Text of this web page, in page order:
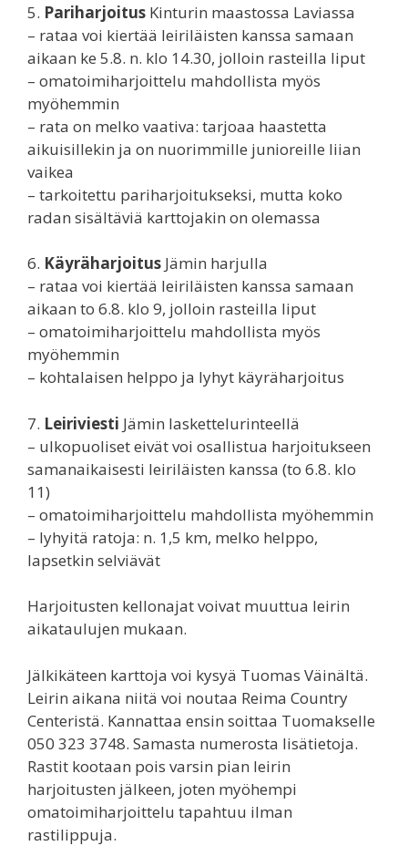
5. Pariharjoitus Kinturin maastossa Laviassa
– rataa voi kiertää leiriläisten kanssa samaan
aikaan ke 5.8. n. klo 14.30, jolloin rasteilla liput
– omatoimiharjoittelu mahdollista myös
myöhemmin
– rata on melko vaativa: tarjoaa haastetta
aikuisillekin ja on nuorimmille junioreille liian
vaikea
– tarkoitettu pariharjoitukseksi, mutta koko
radan sisältäviä karttojakin on olemassa
6. Käyräharjoitus Jämin harjulla
– rataa voi kiertää leiriläisten kanssa samaan
aikaan to 6.8. klo 9, jolloin rasteilla liput
– omatoimiharjoittelu mahdollista myös
myöhemmin
– kohtalaisen helppo ja lyhyt käyräharjoitus
7. Leiriviesti Jämin laskettelurinteellä
– ulkopuoliset eivät voi osallistua harjoitukseen
samanaikaisesti leiriläisten kanssa (to 6.8. klo
11)
– omatoimiharjoittelu mahdollista myöhemmin
– lyhyitä ratoja: n. 1,5 km, melko helppo,
lapsetkin selviävät
Harjoitusten kellonajat voivat muuttua leirin
aikataulujen mukaan.
Jälkikäteen karttoja voi kysyä Tuomas Väinältä.
Leirin aikana niitä voi noutaa Reima Country
Centeristä. Kannattaa ensin soittaa Tuomakselle
050 323 3748. Samasta numerosta lisätietoja.
Rastit kootaan pois varsin pian leirin
harjoitusten jälkeen, joten myöhempi
omatoimiharjoittelu tapahtuu ilman
rastilippuja.